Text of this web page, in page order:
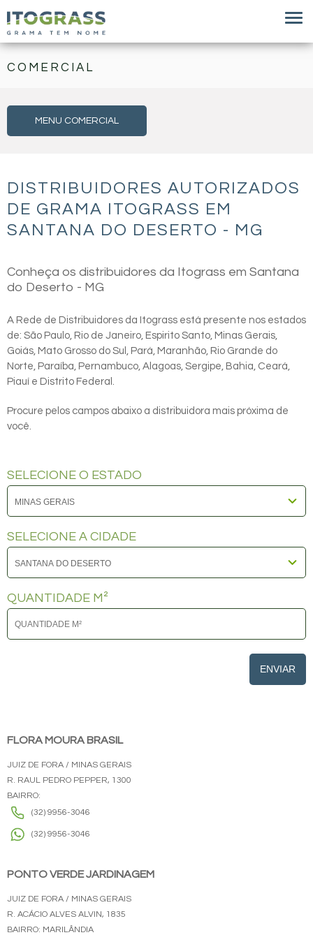
COMERCIAL
MENU COMERCIAL
DISTRIBUIDORES AUTORIZADOS
DE GRAMA ITOGRASS EM
SANTANA DO DESERTO - MG
Conheça os distribuidores da Itograss em Santana
do Deserto - MG
A Rede de Distribuidores da Itograss está presente nos estados
de: São Paulo, Rio de Janeiro, Espirito Santo, Minas Gerais,
Goiás, Mato Grosso do Sul, Pará, Maranhão, Rio Grande do
Norte, Paraíba, Pernambuco, Alagoas, Sergipe, Bahia, Ceará,
Piauí e Distrito Federal.
Procure pelos campos abaixo a distribuidora mais próxima de
você.
SELECIONE O ESTADO
SELECIONE A CIDADE
QUANTIDADE M²
ENVIAR
FLORA MOURA BRASIL
JUIZ DE FORA / MINAS GERAIS
R. RAUL PEDRO PEPPER, 1300
BAIRRO:
(32) 9956-3046
(32) 9956-3046
PONTO VERDE JARDINAGEM
JUIZ DE FORA / MINAS GERAIS
R. ACÁCIO ALVES ALVIN, 1835
BAIRRO: MARILÂNDIA